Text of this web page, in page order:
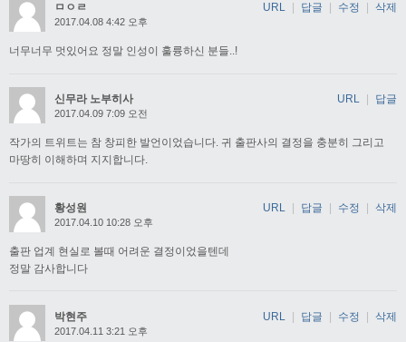
ㅁㅇㄹ
2017.04.08 4:42 오후
너무너무 멋있어요 정말 인성이 훌륭하신 분들..!
URL 답글 수정 삭제
신무라 노부히사
2017.04.09 7:09 오전
작가의 트위트는 참 창피한 발언이었습니다. 귀 출판사의 결정을 충분히 그리고
마땅히 이해하며 지지합니다.
URL 답글
황성원
2017.04.10 10:28 오후
출판 업계 현실로 볼때 어려운 결정이었을텐데
정말 감사합니다
URL 답글 수정 삭제
박현주
2017.04.11 3:21 오후
URL | 답글 | 수정 | 삭제